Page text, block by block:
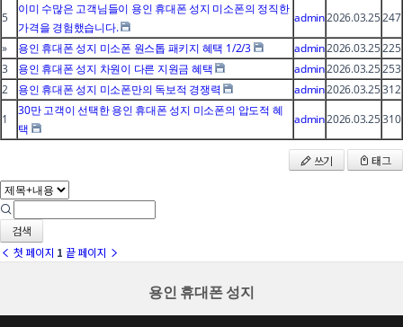
5
이미 수많은 고객님들이 용인 휴대폰 성지 미소폰의 정직한
가격을 경험했습니다.
admin2026.03.25247
»
용인 휴대폰 성지 미소폰 원스톱 패키지 혜택 1/2/3 admin2026.03.25225
3
용인 휴대폰 성지 차원이 다른 지원금 혜택 admin2026.03.25253
2
용인 휴대폰 성지 미소폰만의 독보적 경쟁력 admin2026.03.25312
1
30만 고객이 선택한 용인 휴대폰 성지 미소폰의 압도적 혜
택
admin2026.03.25310
쓰기 태그
검색
첫 페이지 1 끝 페이지
용인 휴대폰 성지